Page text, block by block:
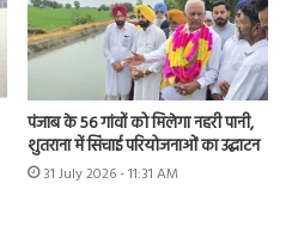
पंजाब के 56 गांवों को मिलेगा नहरी पानी,
शुतराना में सिंचाई परियोजनाओं का उद्घाटन
31 July 2026 - 11:31 AM